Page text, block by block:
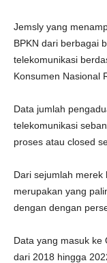
Jemsly yang
BPKN dari berbagai
telekomunikasi
Konsumen Nasional
Data jumlah
telekomunikasi
proses atau closed
Dari sejumlah merek
merupakan yang
dengan dengan
Data yang masuk ke
dari 2018 hingga